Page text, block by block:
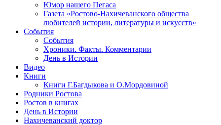
Юмор нашего Пегаса
Газета «Ростово-Нахичеванского общества
любителей истории, литературы и искусств»
События
События
Хроники. Факты. Комментарии
День в Истории
Видео
Книги
Книги Г.Багдыкова и О.Мордовиной
Родники Ростова
Ростов в книгах
День в Истории
Нахичеванский доктор